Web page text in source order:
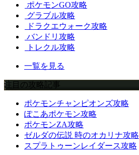
ポケモンGO攻略
グラブル攻略
ドラクエウォーク攻略
バンドリ攻略
トレクル攻略
一覧を見る
注目の攻略記事
ポケモンチャンピオンズ攻略
ぽこあポケモン攻略
ポケモンZA攻略
ゼルダの伝説 時のオカリナ攻略
スプラトゥーンレイダース攻略